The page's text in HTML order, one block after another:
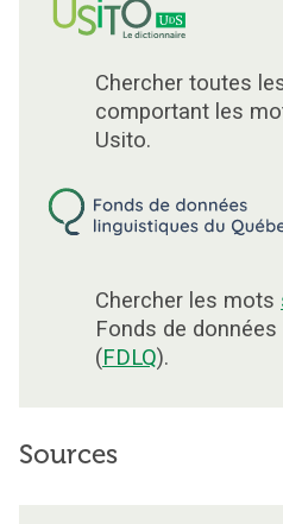
Chercher toutes
comportant les
Usito.
Chercher les mots
Fonds de
(FDLQ).
Sources